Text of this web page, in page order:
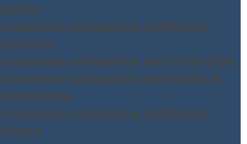
valutazione del Rischio
valutazione del rischio ROA
valutazione del rischio di
valutazione del Rischio